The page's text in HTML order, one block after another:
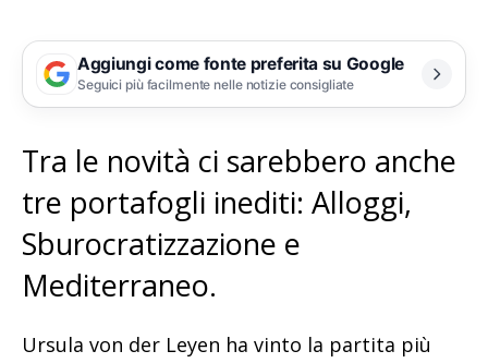
Aggiungi come fonte preferita su Google
Seguici più facilmente nelle notizie consigliate
Tra le novità ci sarebbero anche
tre portafogli inediti: Alloggi,
Sburocratizzazione e
Mediterraneo.
Ursula von der Leyen ha vinto la partita più